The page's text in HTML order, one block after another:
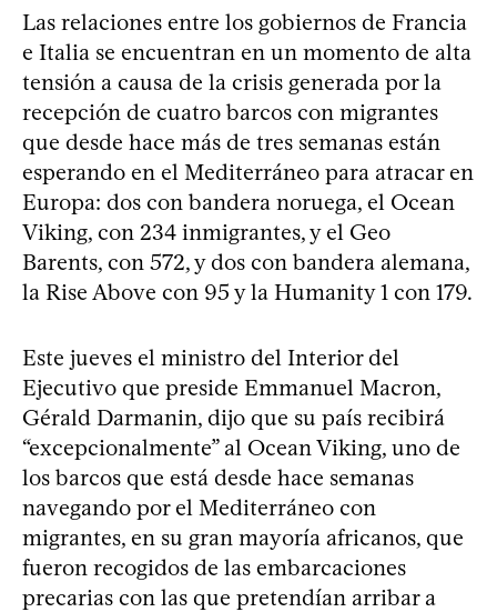
Las relaciones entre los gobiernos de Francia
e Italia se encuentran en un momento de alta
tensión a causa de la crisis generada por la
recepción de cuatro barcos con migrantes
que desde hace más de tres semanas están
esperando en el Mediterráneo para atracar en
Europa: dos con bandera noruega, el Ocean
Viking, con 234 inmigrantes, y el Geo
Barents, con 572, y dos con bandera alemana,
la Rise Above con 95 y la Humanity 1 con 179.
Este jueves el ministro del Interior del
Ejecutivo que preside Emmanuel Macron,
Gérald Darmanin, dijo que su país recibirá
“excepcionalmente” al Ocean Viking, uno de
los barcos que está desde hace semanas
navegando por el Mediterráneo con
migrantes, en su gran mayoría africanos, que
fueron recogidos de las embarcaciones
precarias con las que pretendían arribar a